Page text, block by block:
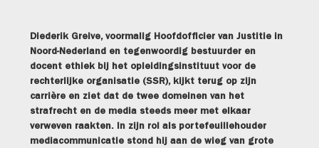
Diederik Greive, voormalig Hoofdofficier van Justitie in
Noord-Nederland en tegenwoordig bestuurder en
docent ethiek bij het opleidingsinstituut voor de
rechterlijke organisatie (SSR), kijkt terug op zijn
carrière en ziet dat de twee domeinen van het
strafrecht en de media steeds meer met elkaar
verweven raakten. In zijn rol als portefeuillehouder
mediacommunicatie stond hij aan de wieg van grote